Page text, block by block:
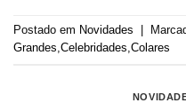
Postado em Novidades
Grandes Celebridades Colares